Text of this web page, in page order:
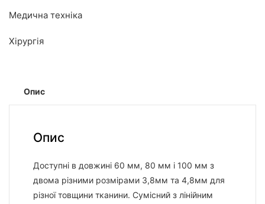
Медична техніка
Хірургія
Опис
Опис
Доступні в довжині 60 мм, 80 мм і 100 мм з
двома різними розмірами 3,8мм та 4,8мм для
різної товщини тканини. Сумісний з лінійним